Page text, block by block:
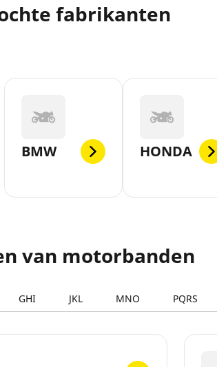
fabrikanten
BMW HONDA
van motorbanden
GHI JKL MNO PQRS